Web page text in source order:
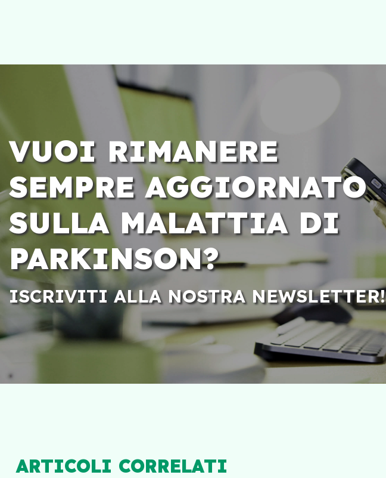
VUOI RIMANERE
SEMPRE AGGIORNATO
SULLA MALATTIA DI
PARKINSON?
ISCRIVITI ALLA NOSTRA NEWSLETTER!
ARTICOLI CORRELATI